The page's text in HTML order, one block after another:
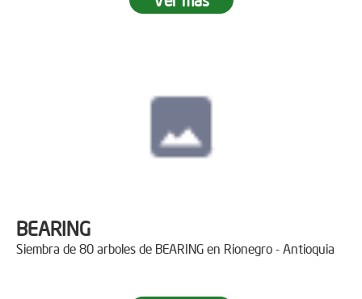
BEARING
Siembra de 80 arboles de BEARING en Rionegro - Antioquia